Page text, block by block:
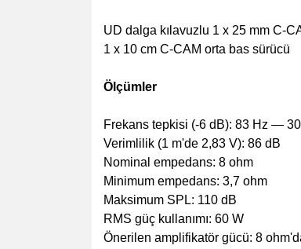
UD dalga kılavuzlu 1 x 25 mm C-
1 x 10 cm C-CAM orta bas sürücü
Ölçümler
Frekans tepkisi (-6 dB): 83 Hz —
Verimlilik (1 m'de 2,83 V): 86 dB
Nominal empedans: 8 ohm
Minimum empedans: 3,7 ohm
Maksimum SPL: 110 dB
RMS güç kullanımı: 60 W
Önerilen amplifikatör gücü: 8